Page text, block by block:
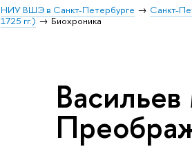
НИУ ВШЭ в Санкт-Петербурге Санкт-
1725 гг.)
Биохроника